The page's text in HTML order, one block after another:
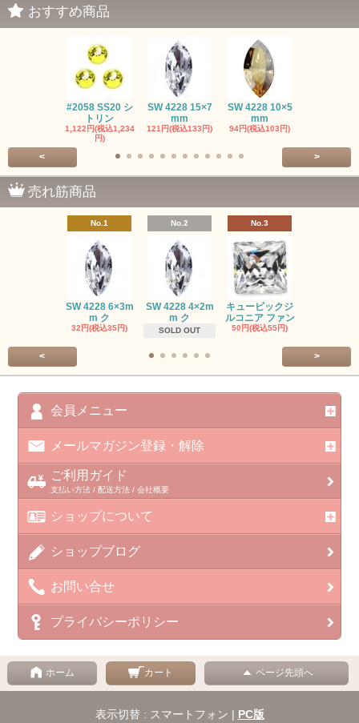
おすすめ商品
#2058 SS20 シ
トリン
1,122円(税込1,234
円)
SW 4228 15×7
mm
121円(税込133円)
SW 4228 10×5
mm
94円(税込103円)
< >
売れ筋商品
No.1
SW 4228 6×3m
m ク
32円(税込35円)
No.2
SW 4228 4×2m
m ク
SOLD OUT
No.3
キュービックジ
ルコニア ファン
50円(税込55円)
< >
会員メニュー
メールマガジン登録・解除
ご利用ガイド
支払い方法 / 配送方法 / 会社概要
ショップについて
ショップブログ
お問い合せ
プライバシーポリシー
ホーム カート ページ先頭へ
表示切替 : スマートフォン | PC版